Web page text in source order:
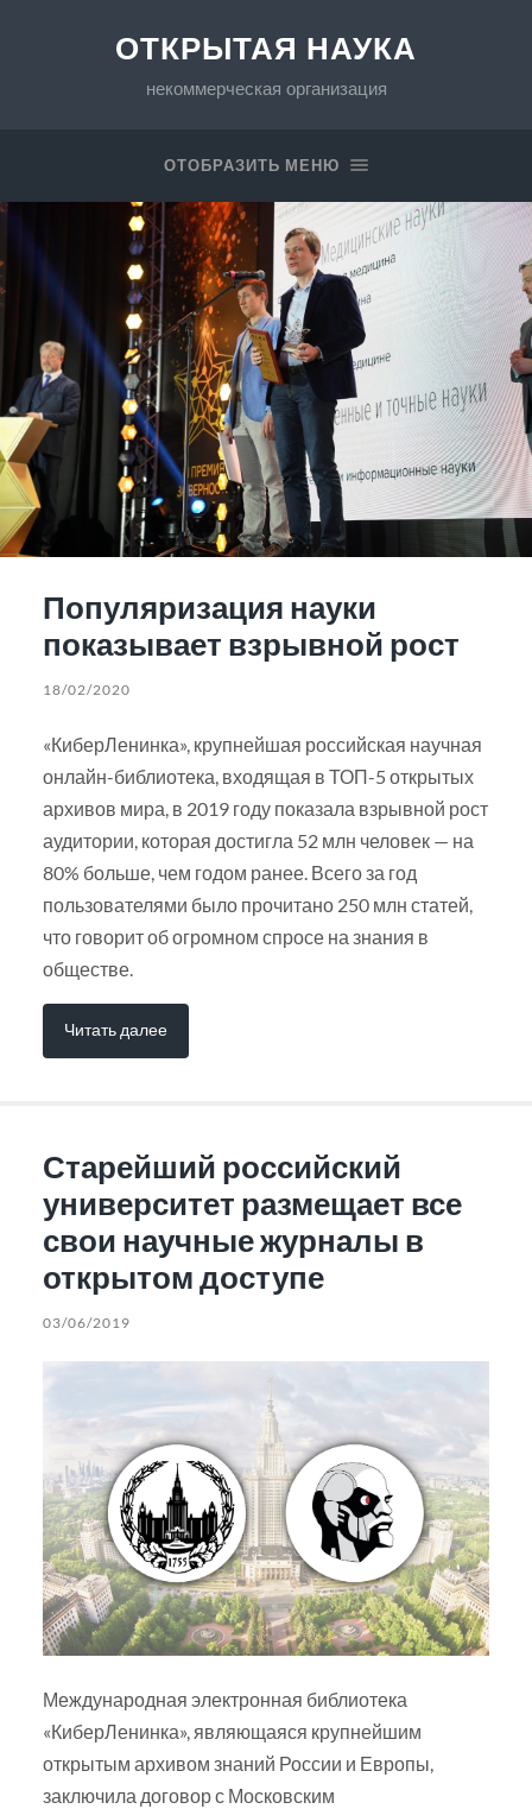
ОТКРЫТАЯ НАУКА
некоммерческая организация
ОТОБРАЗИТЬ МЕНЮ
Популяризация науки
показывает взрывной рост
18/02/2020
«КиберЛенинка», крупнейшая российская научная
онлайн-библиотека, входящая в ТОП-5 открытых
архивов мира, в 2019 году показала взрывной рост
аудитории, которая достигла 52 млн человек — на
80% больше, чем годом ранее. Всего за год
пользователями было прочитано 250 млн статей,
что говорит об огромном спросе на знания в
обществе.
Читать далее
Старейший российский
университет размещает все
свои научные журналы в
открытом доступе
03/06/2019
Международная электронная библиотека
«КиберЛенинка», являющаяся крупнейшим
открытым архивом знаний России и Европы,
заключила договор с Московским